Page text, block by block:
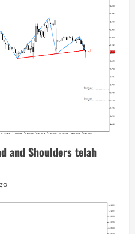
and Shoulders telah